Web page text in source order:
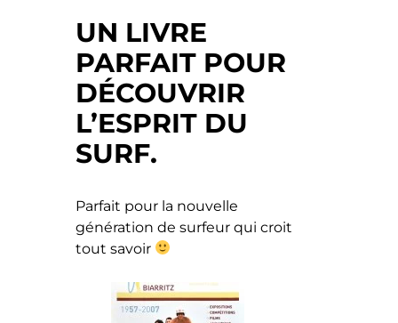
UN LIVRE
PARFAIT POUR
DÉCOUVRIR
L’ESPRIT DU
SURF.
Parfait pour la nouvelle
génération de surfeur qui croit
tout savoir